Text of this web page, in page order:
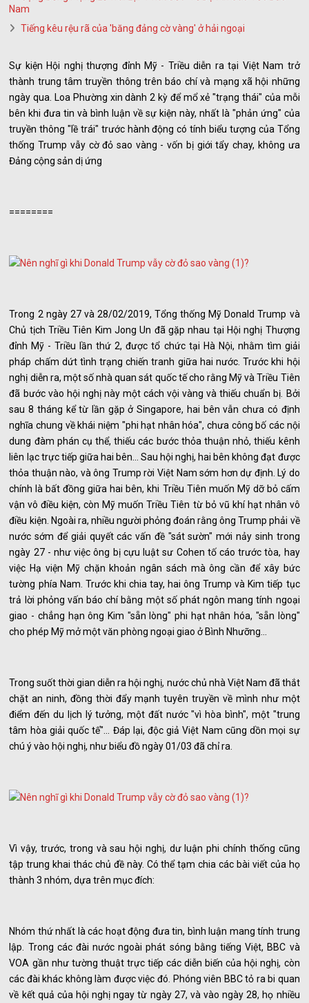
Nam
Tiếng kêu rệu rã của 'băng đảng cờ vàng' ở hải ngoại
Sự kiện Hội nghị thượng đỉnh Mỹ - Triều diễn ra tại Việt Nam trở
thành trung tâm truyền thông trên báo chí và mạng xã hội những
ngày qua. Loa Phường xin dành 2 kỳ để mổ xẻ "trạng thái" của mỗi
bên khi đưa tin và bình luận về sự kiện này, nhất là "phản ứng" của
truyền thông "lề trái" trước hành động có tính biểu tượng của Tổng
thống Trump vẫy cờ đỏ sao vàng - vốn bị giới tẩy chay, không ưa
Đảng cộng sản dị ứng
========
Trong 2 ngày 27 và 28/02/2019, Tổng thống Mỹ Donald Trump và
Chủ tịch Triều Tiên Kim Jong Un đã gặp nhau tại Hội nghị Thượng
đỉnh Mỹ - Triều lần thứ 2, được tổ chức tại Hà Nội, nhằm tìm giải
pháp chấm dứt tình trạng chiến tranh giữa hai nước. Trước khi hội
nghị diễn ra, một số nhà quan sát quốc tế cho rằng Mỹ và Triều Tiên
đã bước vào hội nghị này một cách vội vàng và thiếu chuẩn bị. Bởi
sau 8 tháng kể từ lần gặp ở Singapore, hai bên vẫn chưa có định
nghĩa chung về khái niệm "phi hạt nhân hóa", chưa công bố các nội
dung đàm phán cụ thể, thiếu các bước thỏa thuận nhỏ, thiếu kênh
liên lạc trực tiếp giữa hai bên... Sau hội nghị, hai bên không đạt được
thỏa thuận nào, và ông Trump rời Việt Nam sớm hơn dự định. Lý do
chính là bất đồng giữa hai bên, khi Triều Tiên muốn Mỹ dỡ bỏ cấm
vận vô điều kiện, còn Mỹ muốn Triều Tiên từ bỏ vũ khí hạt nhân vô
điều kiện. Ngoài ra, nhiều người phỏng đoán rằng ông Trump phải về
nước sớm để giải quyết các vấn đề "sát sườn" mới nảy sinh trong
ngày 27 - như việc ông bị cựu luật sư Cohen tố cáo trước tòa, hay
việc Hạ viện Mỹ chặn khoản ngân sách mà ông cần để xây bức
tường phía Nam. Trước khi chia tay, hai ông Trump và Kim tiếp tục
trả lời phỏng vấn báo chí bằng một số phát ngôn mang tính ngoại
giao - chẳng hạn ông Kim "sẵn lòng" phi hạt nhân hóa, "sẵn lòng"
cho phép Mỹ mở một văn phòng ngoại giao ở Bình Nhưỡng...
Trong suốt thời gian diễn ra hội nghị, nước chủ nhà Việt Nam đã thắt
chặt an ninh, đồng thời đẩy mạnh tuyên truyền về mình như một
điểm đến du lịch lý tưởng, một đất nước "vì hòa bình", một "trung
tâm hòa giải quốc tế"... Đáp lại, độc giả Việt Nam cũng dồn mọi sự
chú ý vào hội nghị, như biểu đồ ngày 01/03 đã chỉ ra.
Vì vậy, trước, trong và sau hội nghị, dư luận phi chính thống cũng
tập trung khai thác chủ đề này. Có thể tạm chia các bài viết của họ
thành 3 nhóm, dựa trên mục đích:
Nhóm thứ nhất là các hoạt động đưa tin, bình luận mang tính trung
lập. Trong các đài nước ngoài phát sóng bằng tiếng Việt, BBC và
VOA gần như tường thuật trực tiếp các diễn biến của hội nghị, còn
các đài khác không làm được việc đó. Phóng viên BBC tỏ ra bi quan
về kết quả của hội nghị ngay từ ngày 27, và vào ngày 28, họ nhiều